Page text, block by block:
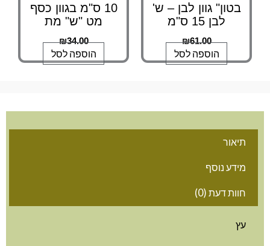
בטון" גוון לבן – ש'
לבן 15 ס"מ
₪61.00
הוספה לסל
10 ס"מ בגוון כסף
מט "ש" מת
₪34.00
הוספה לסל
תיאור
מידע נוסף
חוות דעת (0)
עץ